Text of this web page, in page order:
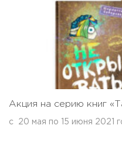
Акция на серию книг
с 20 мая по 15 июня 2021